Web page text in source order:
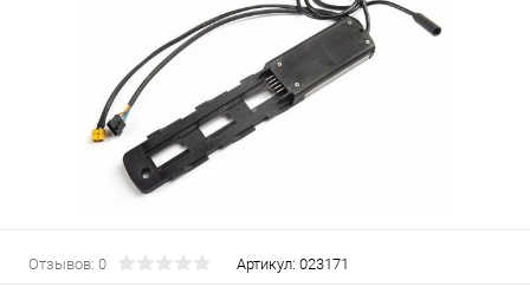
Отзывов: 0 Артикул: 023171